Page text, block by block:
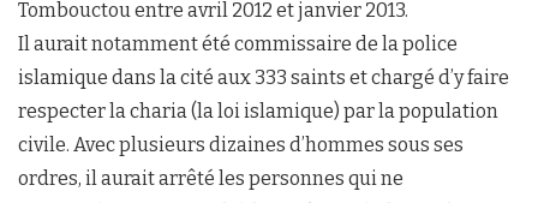
Tombouctou entre avril 2012 et janvier 2013.
Il aurait notamment été commissaire de la police
islamique dans la cité aux 333 saints et chargé d’y faire
respecter la charia (la loi islamique) par la population
civile. Avec plusieurs dizaines d’hommes sous ses
ordres, il aurait arrêté les personnes qui ne